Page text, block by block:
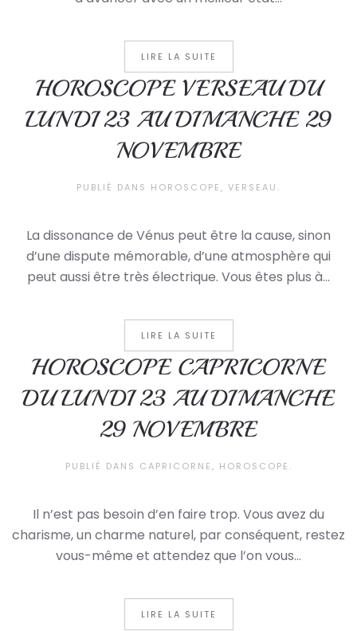
LIRE LA SUITE
HOROSCOPE VERSEAU DU
LUNDI 23 AU DIMANCHE 29
NOVEMBRE
PUBLIÉ DANS HOROSCOPE, VERSEAU .
La dissonance de Vénus peut être la cause, sinon
d’une dispute mémorable, d’une atmosphère qui
peut aussi être très électrique. Vous êtes plus à...
LIRE LA SUITE
HOROSCOPE CAPRICORNE
DU LUNDI 23 AU DIMANCHE
29 NOVEMBRE
PUBLIÉ DANS CAPRICORNE, HOROSCOPE .
Il n’est pas besoin d’en faire trop. Vous avez du
charisme, un charme naturel, par conséquent, restez
vous-même et attendez que l’on vous...
LIRE LA SUITE